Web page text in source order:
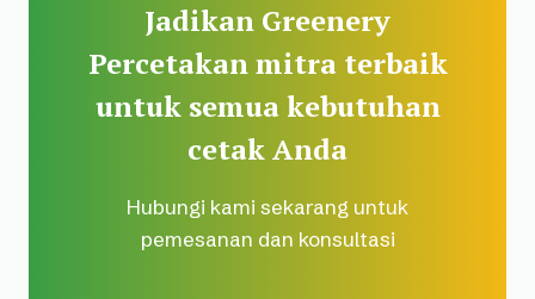
Jadikan Greenery
Percetakan mitra terbaik
untuk semua kebutuhan
cetak Anda
Hubungi kami sekarang untuk
pemesanan dan konsultasi